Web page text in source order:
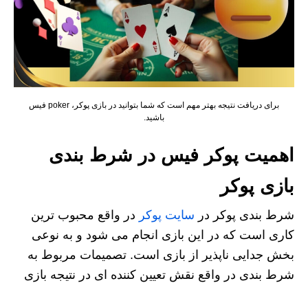
برای دریافت نتیجه بهتر مهم است که شما بتوانید در بازی پوکر، poker فیس
باشید.
اهمیت پوکر فیس در شرط بندی
بازی پوکر
شرط‌ بندی پوکر در سایت پوکر در واقع محبوب ترین
کاری است که در این بازی انجام می شود و به نوعی
بخش جدایی ناپذیر از بازی است. تصمیمات مربوط به
شرط بندی در واقع نقش تعیین کننده ای در نتیجه بازی